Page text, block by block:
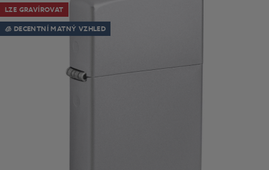
LZE GRAVÍROVAT
🧊 DECENTNÍ MATNÝ VZHLED